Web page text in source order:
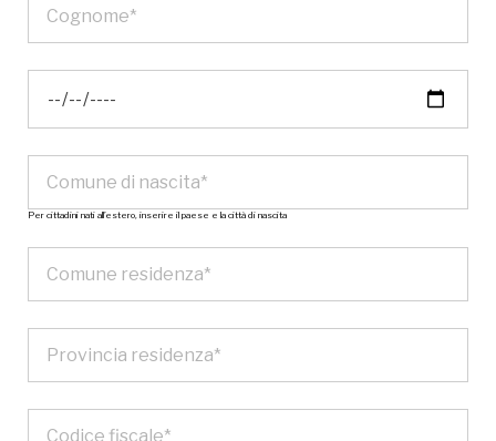
Per cittadini nati all’estero, inserire il paese e la città di nascita